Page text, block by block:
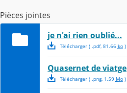
Pièces jointes
je n'ai rien oublié...
Télécharger( .pdf, 81.66 ko)
Quasernet de viatge
Télécharger( .png, 1.59 Mo)